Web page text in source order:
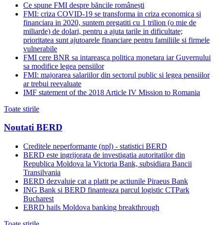
Ce spune FMI despre băncile românești
FMI: criza COVID-19 se transforma in criza economica si
financiara in 2020, suntem pregatiti cu 1 trilion (o mie de
miliarde) de dolari, pentru a ajuta tarile in dificultate;
prioritatea sunt ajutoarele financiare pentru familiile si firmele
vulnerabile
FMI cere BNR sa intareasca politica monetara iar Guvernului
sa modifice legea pensiilor
FMI: majorarea salariilor din sectorul public si legea pensiilor
ar trebui reevaluate
IMF statement of the 2018 Article IV Mission to Romania
Toate stirile
Noutati BERD
Creditele neperformante (npl) - statistici BERD
BERD este ingrijorata de investigatia autoritatilor din
Republica Moldova la Victoria Bank, subsidiara Bancii
Transilvania
BERD dezvaluie cat a platit pe actiunile Piraeus Bank
ING Bank si BERD finanteaza parcul logistic CTPark
Bucharest
EBRD hails Moldova banking breakthrough